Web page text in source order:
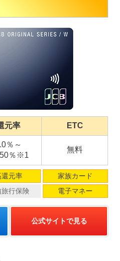
元率 ETC
％～
％※1
無料
還元率
家族カード
旅行保険 電子マネー
公式サイトで見る